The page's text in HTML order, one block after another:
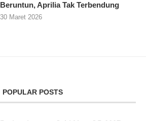
Beruntun, Aprilia Tak Terbendung
30 Maret 2026
POPULAR POSTS